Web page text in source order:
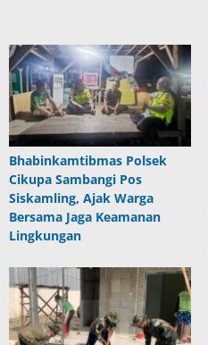
Bhabinkamtibmas Polsek
Cikupa Sambangi Pos
Siskamling, Ajak Warga
Bersama Jaga Keamanan
Lingkungan